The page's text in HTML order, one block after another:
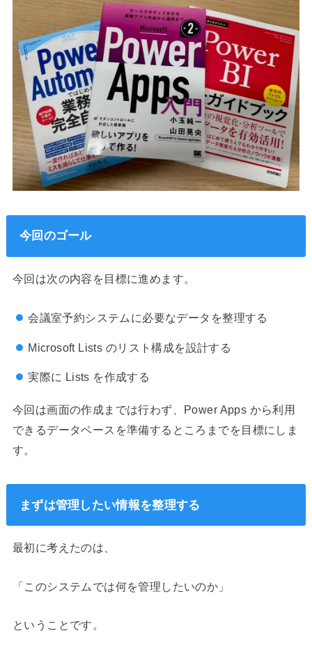
今回のゴール
今回は次の内容を目標に進めます。
会議室予約システムに必要なデータを整理する
Microsoft Lists のリスト構成を設計する
実際に Lists を作成する
今回は画面の作成までは行わず、Power Apps から利用
できるデータベースを準備するところまでを目標にしま
す。
まずは管理したい情報を整理する
最初に考えたのは、
「このシステムでは何を管理したいのか」
ということです。